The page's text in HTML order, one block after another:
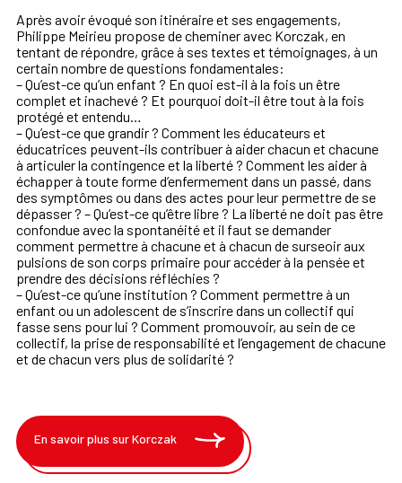
Après avoir évoqué son itinéraire et ses engagements,
Philippe Meirieu propose de cheminer avec Korczak, en
tentant de répondre, grâce à ses textes et témoignages, à un
certain nombre de questions fondamentales:
– Qu’est-ce qu’un enfant ? En quoi est-il à la fois un être
complet et inachevé ? Et pourquoi doit-il être tout à la fois
protégé et entendu…
– Qu’est-ce que grandir ? Comment les éducateurs et
éducatrices peuvent-ils contribuer à aider chacun et chacune
à articuler la contingence et la liberté ? Comment les aider à
échapper à toute forme d’enfermement dans un passé, dans
des symptômes ou dans des actes pour leur permettre de se
dépasser ? – Qu’est-ce qu’être libre ? La liberté ne doit pas être
confondue avec la spontanéité et il faut se demander
comment permettre à chacune et à chacun de surseoir aux
pulsions de son corps primaire pour accéder à la pensée et
prendre des décisions réfléchies ?
– Qu’est-ce qu’une institution ? Comment permettre à un
enfant ou un adolescent de s’inscrire dans un collectif qui
fasse sens pour lui ? Comment promouvoir, au sein de ce
collectif, la prise de responsabilité et l’engagement de chacune
et de chacun vers plus de solidarité ?
En savoir plus sur Korczak